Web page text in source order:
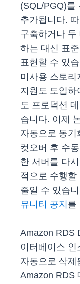
(SQL/PGQ)를
추가됩니다.
구축하거나
하는 대신 표
표현할 수 있
미사용 스토리
지원도 도입하
도 프로덕션
습니다. 이제
자동으로 동
컷오버 후 수
한 서버를 다
적으로 수행
줄일 수 있습
뮤니티 공지 를
Amazon RDS
이터베이스
자동으로 삭제
Amazon RDS